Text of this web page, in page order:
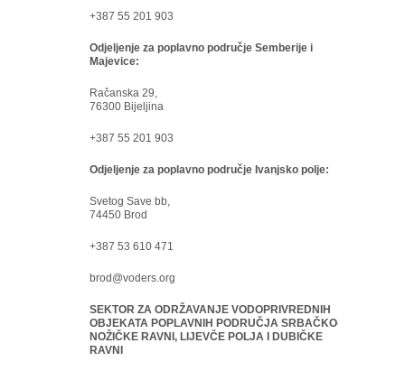
+387 55 201 903
Odjeljenje za poplavno područje Semberije i
Majevice:
Račanska 29,
76300 Bijeljina
+387 55 201 903
Odjeljenje za poplavno područje Ivanjsko polje:
Svetog Save bb,
74450 Brod
+387 53 610 471
brod@voders.org
SEKTOR ZA ODRŽAVANJE VODOPRIVREDNIH
OBJEKATA POPLAVNIH PODRUČJA SRBAČKO-
NOŽIČKE RAVNI, LIJEVČE POLJA I DUBIČKE
RAVNI